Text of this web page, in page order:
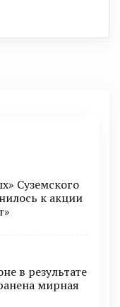
Суземского
к акции
в результате
мирная